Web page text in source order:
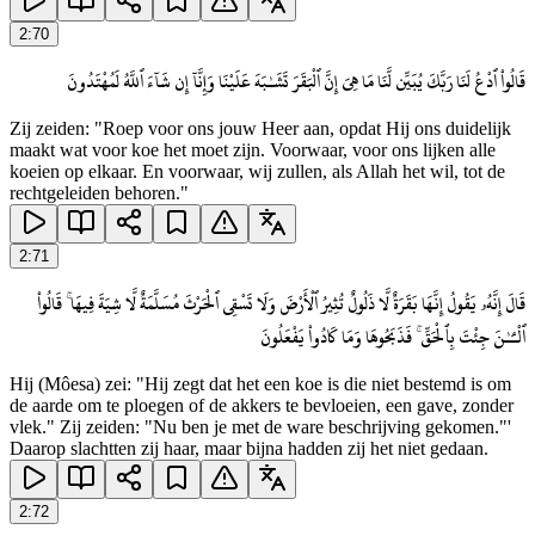
2:70
قَالُوا۟ ٱدْعُ لَنَا رَبَّكَ يُبَيِّن لَّنَا مَا هِىَ إِنَّ ٱلْبَقَرَ تَشَـٰبَهَ عَلَيْنَا وَإِنَّآ إِن شَآءَ ٱللَّهُ لَمُهْتَدُونَ
Zij zeiden: "Roep voor ons jouw Heer aan, opdat Hij ons duidelijk
maakt wat voor koe het moet zijn. Voorwaar, voor ons lijken alle
koeien op elkaar. En voorwaar, wij zullen, als Allah het wil, tot de
rechtgeleiden behoren."
2:71
قَالَ إِنَّهُۥ يَقُولُ إِنَّهَا بَقَرَةٌ لَّا ذَلُولٌ تُثِيرُ ٱلْأَرْضَ وَلَا تَسْقِى ٱلْحَرْثَ مُسَلَّمَةٌ لَّا شِيَةَ فِيهَا ۚ قَالُوا۟
ٱلْـَٔـٰنَ جِئْتَ بِٱلْحَقِّ ۚ فَذَبَحُوهَا وَمَا كَادُوا۟ يَفْعَلُونَ
Hij (Môesa) zei: "Hij zegt dat het een koe is die niet bestemd is om
de aarde om te ploegen of de akkers te bevloeien, een gave, zonder
vlek." Zij zeiden: "Nu ben je met de ware beschrijving gekomen."'
Daarop slachtten zij haar, maar bijna hadden zij het niet gedaan.
2:72